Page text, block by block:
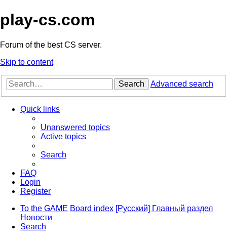
play-cs.com
Forum of the best CS server.
Skip to content
Search Advanced search
Quick links
Unanswered topics
Active topics
Search
FAQ
Login
Register
To the GAME Board index [Русский] Главный раздел
Новости
Search